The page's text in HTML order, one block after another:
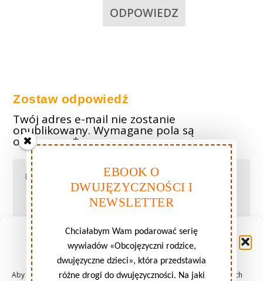
Zarządzaj zgodami plików
cookie
Aby zapewnić jak najlepsze wrażenia, korzystamy z technologii, takich
ODPOWIEDZ
Zostaw odpowiedź
Twój adres e-mail nie zostanie
opublikowany. Wymagane pola są
oznaczone*
EBOOK O
DWUJĘZYCZNOŚCI I
NEWSLETTER
Chciałabym Wam podarować serię
wywiadów «Obcojęzyczni rodzice,
dwujęzyczne dzieci», która przedstawia
różne drogi do dwujęzyczności. Na jaki